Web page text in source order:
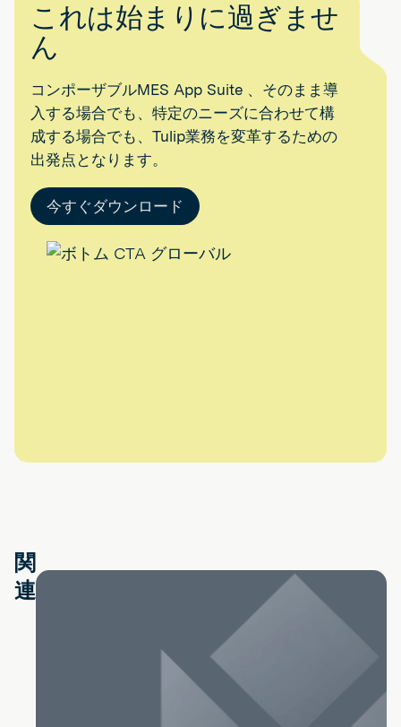
これは始まりに過ぎませ
ん
コンポーザブルMES App Suite 、そのまま導
入する場合でも、特定のニーズに合わせて構
成する場合でも、Tulip業務を変革するための
出発点となります。
今すぐダウンロード
関
連